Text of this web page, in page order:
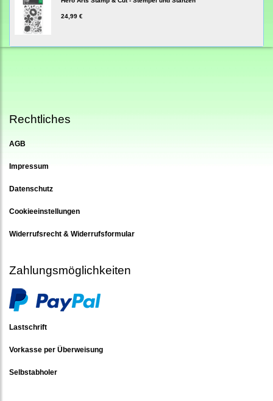
24,99 €
Rechtliches
AGB
Impressum
Datenschutz
Cookieeinstellungen
Widerrufsrecht & Widerrufsformular
Zahlungsmöglichkeiten
Lastschrift
Vorkasse per Überweisung
Selbstabholer